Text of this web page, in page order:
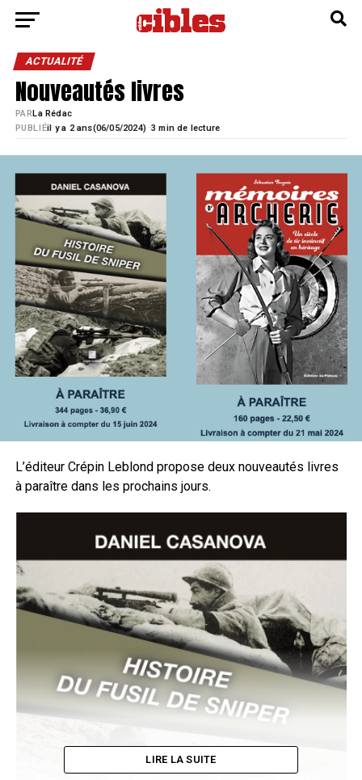
ACTUALITÉ
Nouveautés livres
PUBLIÉil y a 2 ans 06/05/2024) ·3 min de lecture
PARLa Rédac
L’éditeur Crépin Leblond propose deux nouveautés livres
à paraître dans les prochains jours.
LIRE LA SUITE